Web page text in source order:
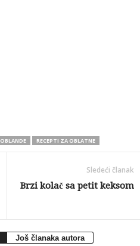
OBLANDE RECEPTI ZA OBLATNE
Sledeći članak
Brzi kolač sa petit keksom
Još članaka autora